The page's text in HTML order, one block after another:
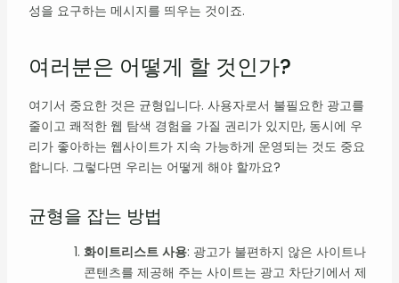
성을 요구하는 메시지를 띄우는 것이죠.
여러분은 어떻게 할 것인가?
여기서 중요한 것은 균형입니다. 사용자로서 불필요한 광고를
줄이고 쾌적한 웹 탐색 경험을 가질 권리가 있지만, 동시에 우
리가 좋아하는 웹사이트가 지속 가능하게 운영되는 것도 중요
합니다. 그렇다면 우리는 어떻게 해야 할까요?
균형을 잡는 방법
화이트리스트 사용: 광고가 불편하지 않은 사이트나
콘텐츠를 제공해 주는 사이트는 광고 차단기에서 제